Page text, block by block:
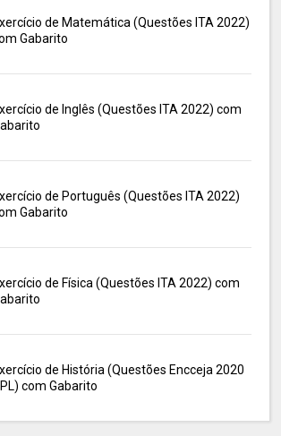
de Matemática (Questões ITA 2022)
Gabarito
de Inglês (Questões ITA 2022) com
de Português (Questões ITA 2022)
Gabarito
de Física (Questões ITA 2022) com
de História (Questões Encceja 2020
com Gabarito